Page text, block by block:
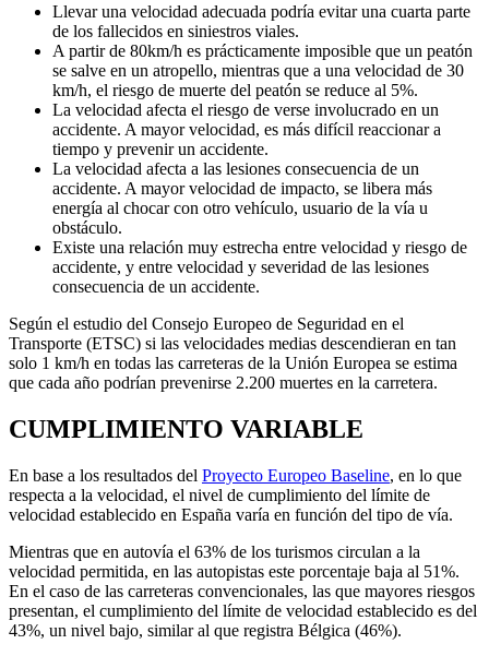
Llevar una velocidad adecuada podría evitar una cuarta parte
de los fallecidos en siniestros viales.
A partir de 80km/h es prácticamente imposible que un peatón
se salve en un atropello, mientras que a una velocidad de 30
km/h, el riesgo de muerte del peatón se reduce al 5%.
La velocidad afecta el riesgo de verse involucrado en un
accidente. A mayor velocidad, es más difícil reaccionar a
tiempo y prevenir un accidente.
La velocidad afecta a las lesiones consecuencia de un
accidente. A mayor velocidad de impacto, se libera más
energía al chocar con otro vehículo, usuario de la vía u
obstáculo.
Existe una relación muy estrecha entre velocidad y riesgo de
accidente, y entre velocidad y severidad de las lesiones
consecuencia de un accidente.
Según el estudio del Consejo Europeo de Seguridad en el
Transporte (ETSC) si las velocidades medias descendieran en tan
solo 1 km/h en todas las carreteras de la Unión Europea se estima
que cada año podrían prevenirse 2.200 muertes en la carretera.
CUMPLIMIENTO VARIABLE
En base a los resultados del Proyecto Europeo Baseline, en lo que
respecta a la velocidad, el nivel de cumplimiento del límite de
velocidad establecido en España varía en función del tipo de vía.
Mientras que en autovía el 63% de los turismos circulan a la
velocidad permitida, en las autopistas este porcentaje baja al 51%.
En el caso de las carreteras convencionales, las que mayores riesgos
presentan, el cumplimiento del límite de velocidad establecido es del
43%, un nivel bajo, similar al que registra Bélgica (46%).